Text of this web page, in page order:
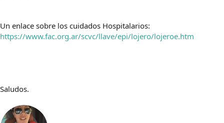
Un enlace sobre los cuidados Hospitalarios:
https://www.fac.org.ar/scvc/llave/epi/lojero/lojeroe.htm
Saludos.